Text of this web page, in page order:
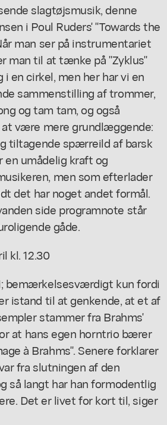
slagtøjsmusik, denne
i Poul Ruders' "Towards the
man ser på instrumentariet
man til at tænke på "Zyklus"
en cirkel, men her har vi en
sammenstilling af trommer,
og tam tam, og også
være mere grundlæggende:
tiltagende spærreild af barsk
en umådelig kraft og
men som efterlader
det har noget andet formål.
side programnote står
gåde.
kl. 12.30
bemærkelsesværdigt kun fordi
istand til at genkende, at et af
stammer fra Brahms'
at hans egen horntrio bærer
à Brahms". Senere forklarer
fra slutningen af den
så langt har han formodentlig
Det er livet for kort til, siger